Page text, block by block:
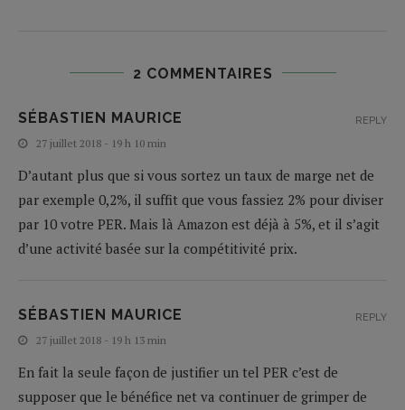
2 COMMENTAIRES
SÉBASTIEN MAURICE
27 juillet 2018 - 19 h 10 min
D’autant plus que si vous sortez un taux de marge net de
par exemple 0,2%, il suffit que vous fassiez 2% pour diviser
par 10 votre PER. Mais là Amazon est déjà à 5%, et il s’agit
d’une activité basée sur la compétitivité prix.
REPLY
SÉBASTIEN MAURICE
27 juillet 2018 - 19 h 13 min
En fait la seule façon de justifier un tel PER c’est de
supposer que le bénéfice net va continuer de grimper de
REPLY